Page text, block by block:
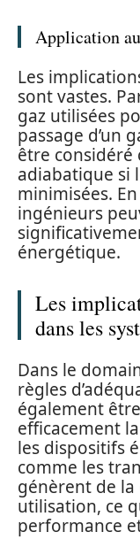
Application
Les
sont vastes.
gaz utilisées
passage d’un
être considéré
adiabatique si
minimisées.
ingénieurs
énergétique.
Les
dans les
Dans le
règles
également
efficacement
les dispositifs
comme les
génèrent de
utilisation, ce
performance